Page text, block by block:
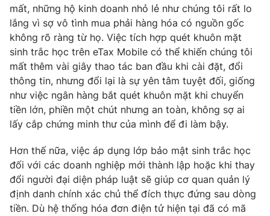
mất, những hộ kinh doanh nhỏ lẻ như chúng tôi rất lo
lắng vì sợ vô tình mua phải hàng hóa có nguồn gốc
không rõ ràng từ họ. Việc tích hợp quét khuôn mặt
sinh trắc học trên eTax Mobile có thể khiến chúng tôi
mất thêm vài giây thao tác ban đầu khi cài đặt, đổi
thông tin, nhưng đổi lại là sự yên tâm tuyệt đối, giống
như việc ngân hàng bắt quét khuôn mặt khi chuyển
tiền lớn, phiền một chút nhưng an toàn, không sợ ai
lấy cắp chứng minh thư của mình để đi làm bậy.
Hơn thế nữa, việc áp dụng lớp bảo mật sinh trắc học
đối với các doanh nghiệp mới thành lập hoặc khi thay
đổi người đại diện pháp luật sẽ giúp cơ quan quản lý
định danh chính xác chủ thể đích thực đứng sau dòng
tiền. Dù hệ thống hóa đơn điện tử hiện tại đã có mã